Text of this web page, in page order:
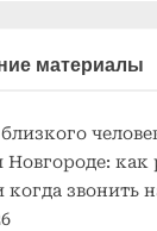
материалы
как
когда звонить